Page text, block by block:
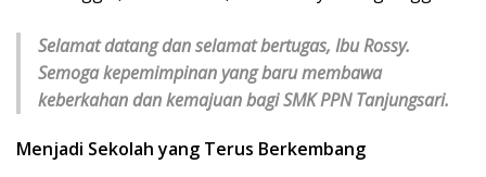
Selamat datang dan selamat bertugas, Ibu Rossy.
Semoga kepemimpinan yang baru membawa
keberkahan dan kemajuan bagi SMK PPN Tanjungsari.
Menjadi Sekolah yang Terus Berkembang